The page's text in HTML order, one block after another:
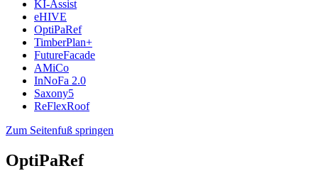
KI-Assist
eHIVE
OptiPaRef
TimberPlan+
FutureFacade
AMiCo
InNoFa 2.0
Saxony5
ReFlexRoof
Zum Seitenfuß springen
OptiPaRef